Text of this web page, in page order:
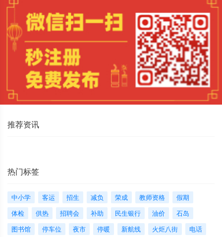
推荐资讯
热门标签
中小学 客运 招生 减负 荣成 教师资格
假期
体检
供热 招聘会 补助 民生银行 油价
石岛
图书馆
停车位 夜市 停暖 新航线 火炬八街 电话